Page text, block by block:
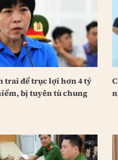
trai để trục lợi hơn 4 tỷ
bị tuyên tù chung